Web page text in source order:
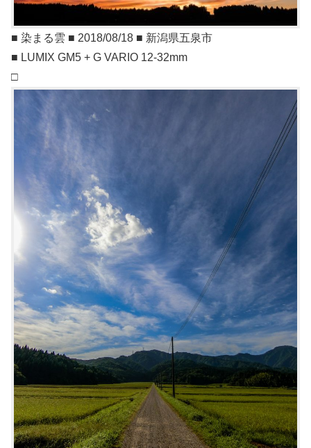
■ 染まる雲 ■ 2018/08/18 ■ 新潟県五泉市
■ LUMIX GM5 + G VARIO 12-32mm
□